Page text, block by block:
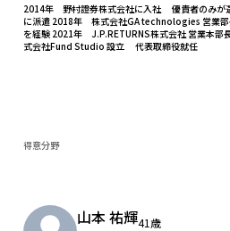
2014年 野村證券株式会社に入社 優責者のみが
に派遣 2018年 株式会社GA technologies 営業部長に就任し、東証グロース市場への上場
を経験 2021年 J.P.RETURNS株式会社 営業本部長として事業部の設立を経験 2024年 株
式会社Fund Studio 設立 代表取締役就任
得意分野
山本 祐輝41歳